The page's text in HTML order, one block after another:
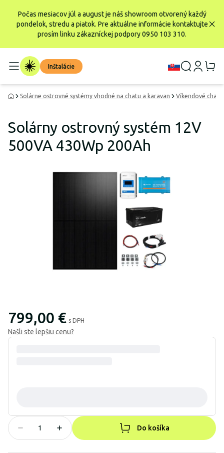
Počas mesiacov júl a august je náš showroom otvorený každý
pondelok, stredu a piatok. Pre aktuálne informácie kontaktujte
prosím linku zákazníckej podpory 0950 103 310.
Inštalácie
Solárne ostrovné systémy vhodné na chatu a karavan Víkendové
Solárny ostrovný systém 12V
500VA 430Wp 200Ah
799,00 € s DPH
Našli ste lepšiu cenu?
Do košíka